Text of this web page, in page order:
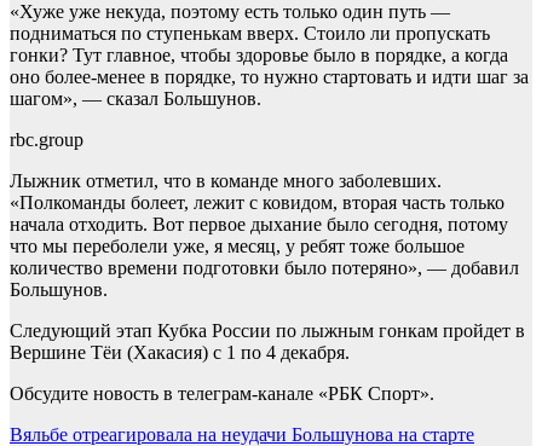
«Хуже уже некуда, поэтому есть только один путь —
подниматься по ступенькам вверх. Стоило ли пропускать
гонки? Тут главное, чтобы здоровье было в порядке, а когда
оно более-менее в порядке, то нужно стартовать и идти шаг за
шагом», — сказал Большунов.
rbc.group
Лыжник отметил, что в команде много заболевших.
«Полкоманды болеет, лежит с ковидом, вторая часть только
начала отходить. Вот первое дыхание было сегодня, потому
что мы переболели уже, я месяц, у ребят тоже большое
количество времени подготовки было потеряно», — добавил
Большунов.
Следующий этап Кубка России по лыжным гонкам пройдет в
Вершине Тёи (Хакасия) с 1 по 4 декабря.
Обсудите новость в телеграм-канале «РБК Спорт».
Навигация
Вяльбе отреагировала на неудачи Большунова на старте